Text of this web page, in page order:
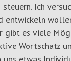
Ich
entwickeln
es viele
Wortschatz